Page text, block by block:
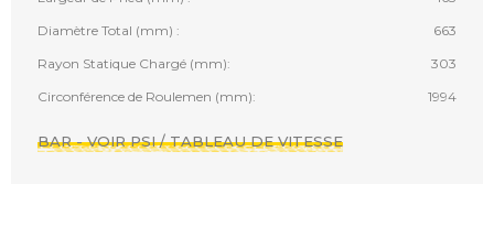
Diamètre Total (mm) :
663
Rayon Statique Chargé (mm):
303
Circonférence de Roulemen (mm):
1994
BAR - VOIR PSI / TABLEAU DE VITESSE